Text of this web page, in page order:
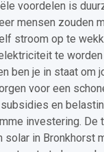
voordelen is
mensen zouden
stroom op te
te
ben je in staat om
voor een
subsidies en
investering. De
solar in Bronkhorst